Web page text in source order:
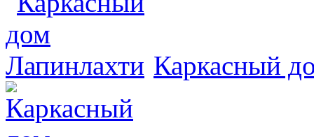
Каркасный